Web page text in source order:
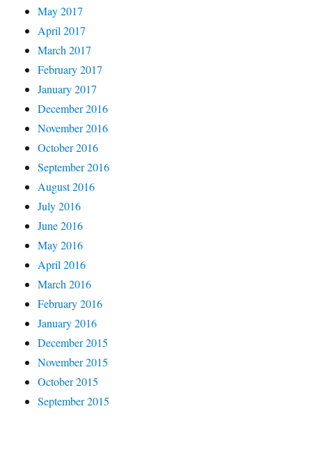
May 2017
April 2017
March 2017
February 2017
January 2017
December 2016
November 2016
October 2016
September 2016
August 2016
July 2016
June 2016
May 2016
April 2016
March 2016
February 2016
January 2016
December 2015
November 2015
October 2015
September 2015